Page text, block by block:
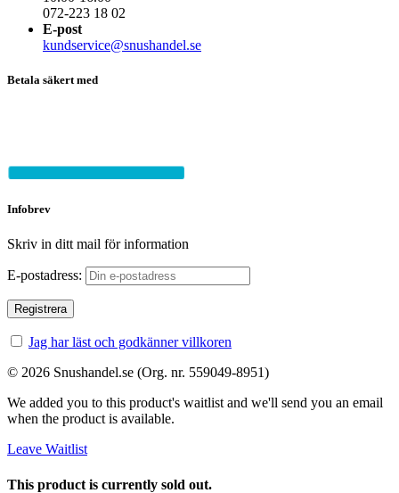
072-223 18 02
E-post
kundservice@snushandel.se
Betala säkert med
Infobrev
Skriv in ditt mail för information
E-postadress:
Jag har läst och godkänner villkoren
© 2026 Snushandel.se (Org. nr. 559049-8951)
We added you to this product's waitlist and we'll send you an email
when the product is available.
Leave Waitlist
This product is currently sold out.